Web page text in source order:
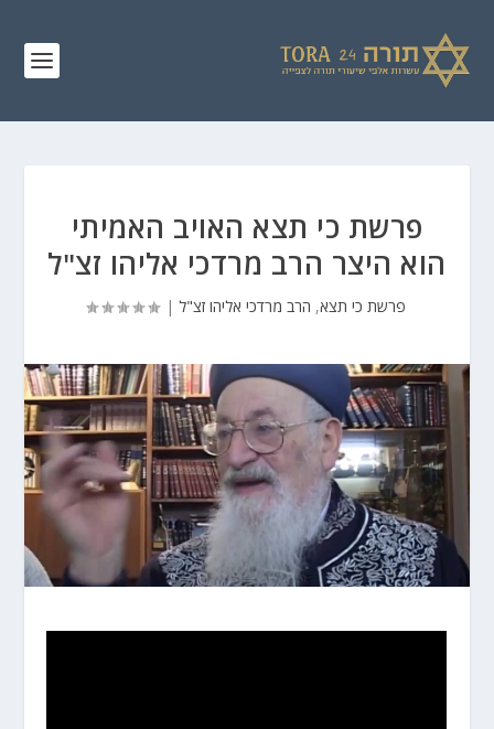
פרשת כי תצא האויב האמיתי
הוא היצר הרב מרדכי אליהו זצ"ל
פרשת כי תצא, הרב מרדכי אליהו זצ"ל |